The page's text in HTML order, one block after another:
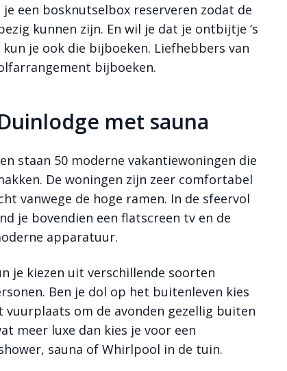
je een bosknutselbox reserveren zodat de
kunnen zijn. En wil je dat je ontbijtje ‘s
je ook die bijboeken. Liefhebbers van
bijboeken.
met sauna
staan 50 moderne vakantiewoningen die
De woningen zijn zeer comfortabel
vanwege de hoge ramen. In de sfeervol
je bovendien een flatscreen tv en de
apparatuur.
je kiezen uit verschillende soorten
Ben je dol op het buitenleven kies
vuurplaats om de avonden gezellig buiten
meer luxe dan kies je voor een
sauna of Whirlpool in de tuin.